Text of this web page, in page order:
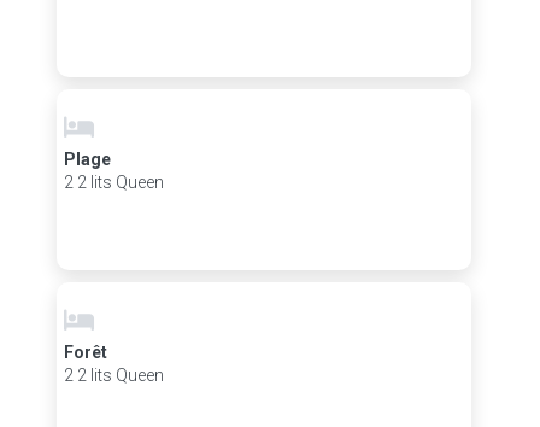
Plage
2 2 lits Queen
Forêt
2 2 lits Queen